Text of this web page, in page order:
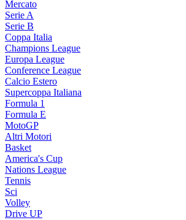
Mercato
Serie A
Serie B
Coppa Italia
Champions League
Europa League
Conference League
Calcio Estero
Supercoppa Italiana
Formula 1
Formula E
MotoGP
Altri Motori
Basket
America's Cup
Nations League
Tennis
Sci
Volley
Drive UP